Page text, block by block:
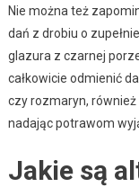
Nie można też
dań z drobiu o
glazura z czarnej
całkowicie odmienić
czy rozmaryn,
nadając potrawom
Jakie są